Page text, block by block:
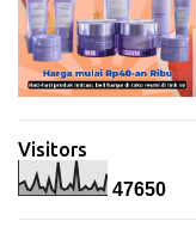
Visitors
47650